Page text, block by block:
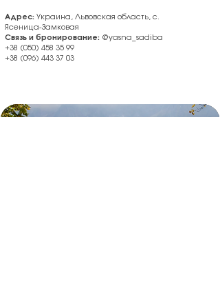
Адрес: Украина, Львовская область, с.
Ясеница-Замковая
Связь и бронирование: @yasna_sadiba
+38 (050) 458 35 99
+38 (096) 443 37 03